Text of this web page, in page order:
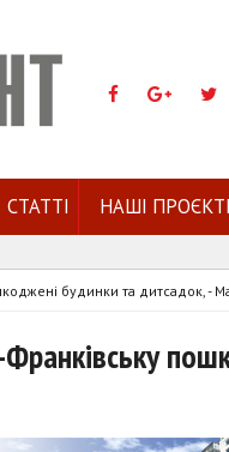
СТАТТІ НАШІ
будинки та дитсадок, -